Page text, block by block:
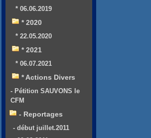
* 06.06.2019
* 2020
* 22.05.2020
* 2021
* 06.07.2021
* Actions Divers
- Pétition SAUVONS le
CFM
- Reportages
- début juillet.2011